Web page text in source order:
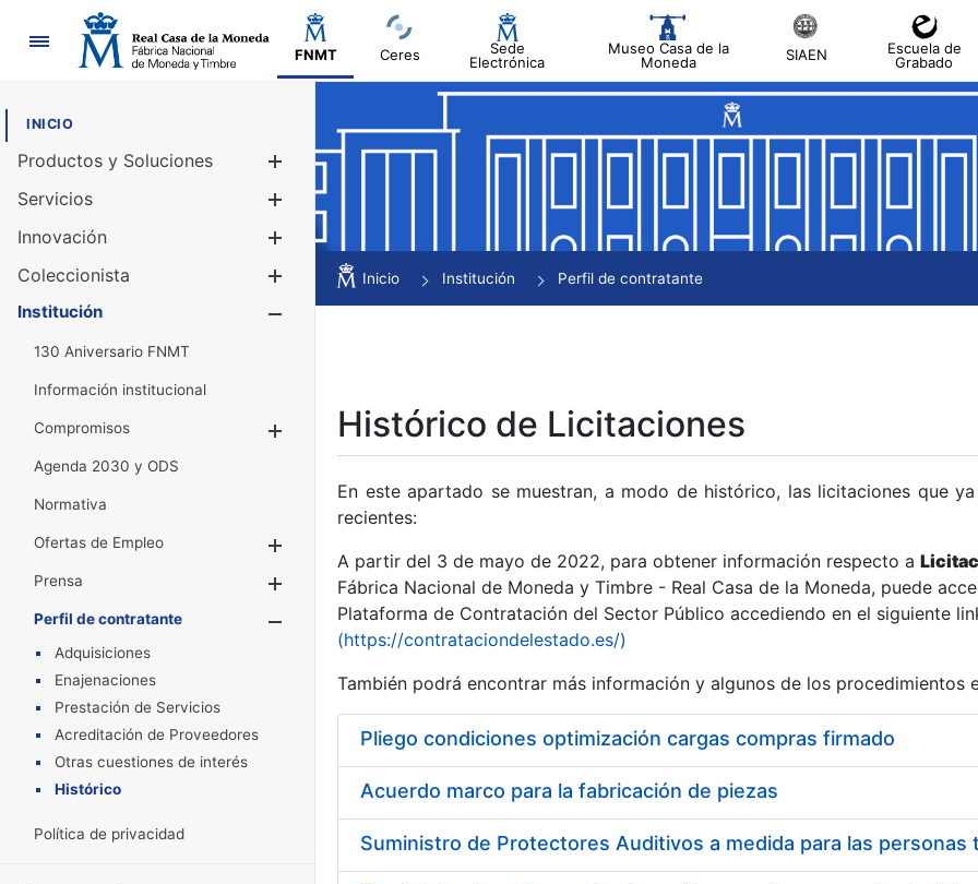
Navegación
FNMT Ceres
Sede
Electrónica
Museo Casa de la
Moneda
SIAEN
Escuela de
Grabado
INICIO
Productos y Soluciones
Mostrar/Ocultar
Servicios
Innovación
Coleccionista
Mostrar/Ocultar
Institución
130 Aniversario FNMT
Información institucional
Compromisos
Mostrar/Ocultar
Agenda 2030 y ODS
Normativa
Ofertas de Empleo
Prensa
Mostrar/Ocultar
Perfil de contratante
Mostrar/Ocultar
Adquisiciones
Enajenaciones
Prestación de Servicios
Acreditación de Proveedores
Otras cuestiones de interés
Histórico
Política de privacidad
Inicio Institución Perfil de contratante
Histórico de Licitaciones
En este apartado se muestran, a modo de histórico, las licitaciones que
recientes:
A partir del 3 de mayo de 2022, para obtener información respecto a
Fábrica Nacional de Moneda y Timbre - Real Casa de la Moneda, puede
Plataforma de Contratación del Sector Público accediendo en el siguiente
(https://contrataciondelestado.es/)
También podrá encontrar más información y algunos de los procedimientos
Pliego condiciones optimización cargas compras firmado
Acuerdo marco para la fabricación de piezas